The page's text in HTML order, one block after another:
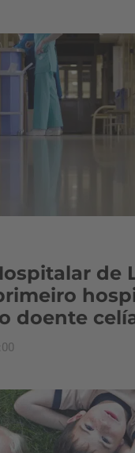
de
doente